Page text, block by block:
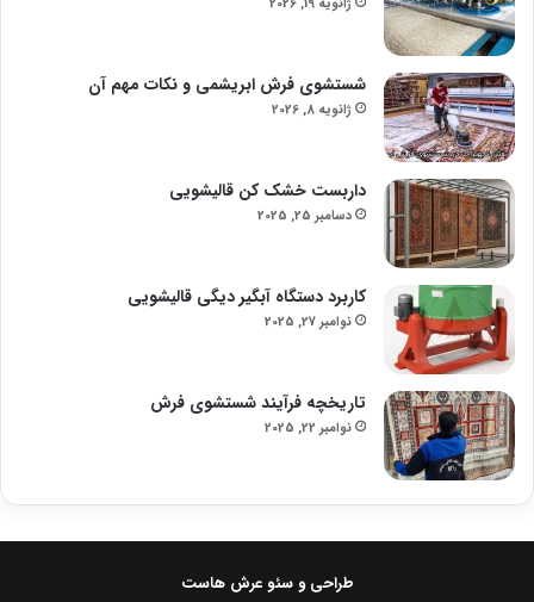
ژانویه 19, 2026
شستشوی فرش ابریشمی و نکات مهم آن
ژانویه 8, 2026
داربست خشک کن قالیشویی
دسامبر 25, 2025
کاربرد دستگاه آبگیر دیگی قالیشویی
نوامبر 27, 2025
تاریخچه فرآیند شستشوی فرش
نوامبر 22, 2025
طراحی و سئو عرش هاست